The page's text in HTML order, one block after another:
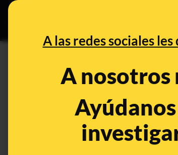
A las redes sociales les
A nosotros
Ayúdanos
Aduana